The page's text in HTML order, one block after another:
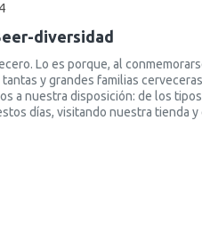
diversidad
Lo es porque, al
y grandes familias
a nuestra disposición: de los
días, visitando nuestra tienda